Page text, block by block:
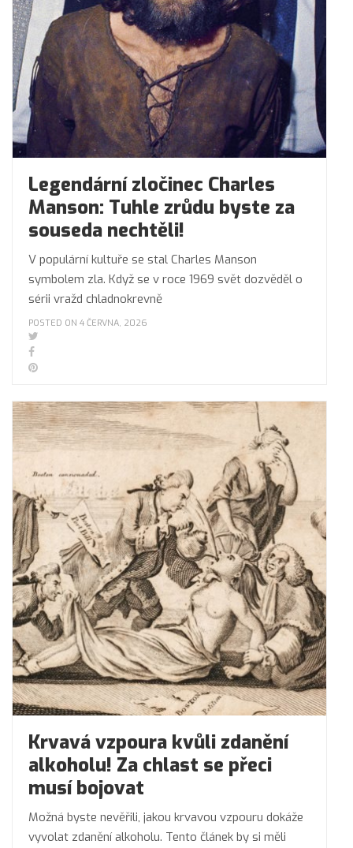
Legendární zločinec Charles
Manson: Tuhle zrůdu byste za
souseda nechtěli!
V populární kultuře se stal Charles Manson
symbolem zla. Když se v roce 1969 svět dozvěděl o
sérii vražd chladnokrevně
POSTED ON 4 ČERVNA, 2026
Krvavá vzpoura kvůli zdanění
alkoholu! Za chlast se přeci
musí bojovat
Možná byste nevěřili, jakou krvavou vzpouru dokáže
vyvolat zdanění alkoholu. Tento článek by si měli